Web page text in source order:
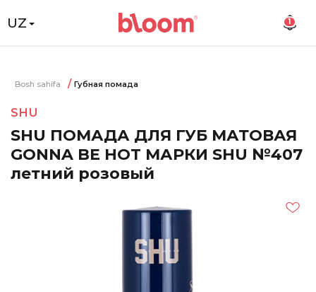
UZ 1
Bosh sahifa Губная помада
SHU
SHU ПОМАДА ДЛЯ ГУБ МАТОВАЯ
GONNA BE HOT МАРКИ SHU №407
летний розовый